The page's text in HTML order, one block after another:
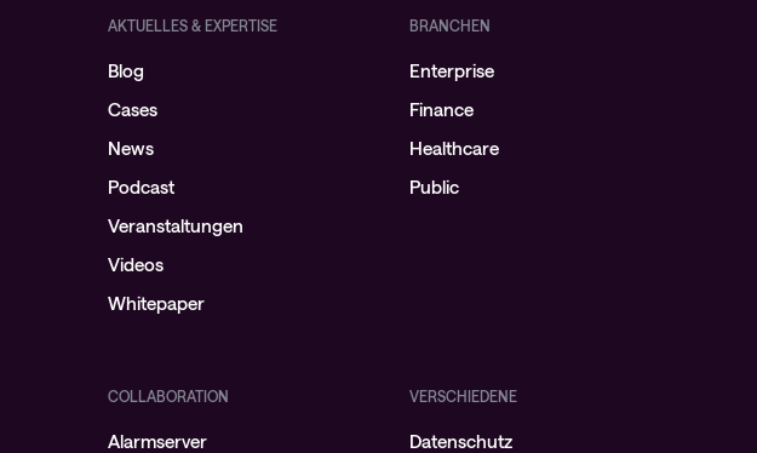
AKTUELLES & EXPERTISE
Blog
Cases
News
Podcast
Veranstaltungen
Videos
Whitepaper
BRANCHEN
Enterprise
Finance
Healthcare
Public
COLLABORATION
Alarmserver
VERSCHIEDENE
Datenschutz